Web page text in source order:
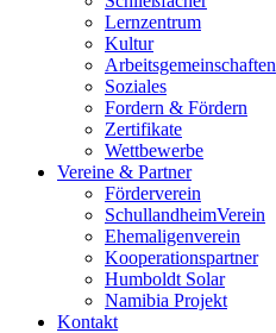
Lernzentrum
Kultur
Arbeitsgemeinschaften
Soziales
Fordern & Fördern
Zertifikate
Wettbewerbe
Vereine & Partner
Förderverein
SchullandheimVerein
Ehemaligenverein
Kooperationspartner
Humboldt Solar
Namibia Projekt
Kontakt